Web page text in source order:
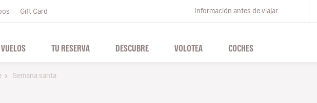
Gift Card Información antes de viajar
VUELOS TU RESERVA DESCUBRE VOLOTEA COCHES
Semana santa